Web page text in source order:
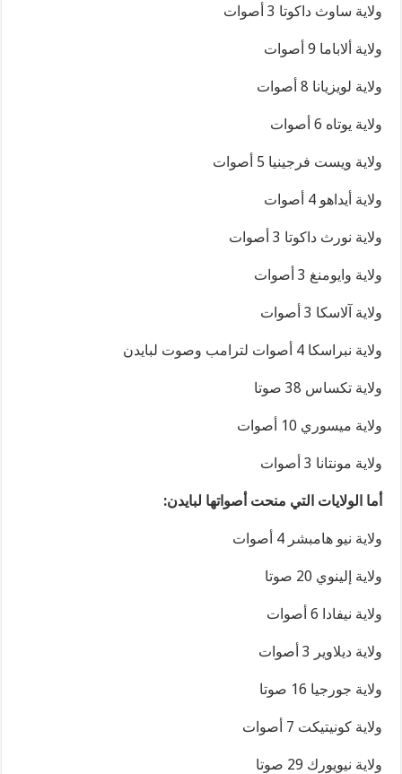
ولاية ساوث داكوتا 3 أصوات
ولاية ألاباما 9 أصوات
ولاية لويزيانا 8 أصوات
ولاية يوتاه 6 أصوات
ولاية ويست فرجينيا 5 أصوات
ولاية أيداهو 4 أصوات
ولاية نورث داكوتا 3 أصوات
ولاية وايومنغ 3 أصوات
ولاية آلاسكا 3 أصوات
ولاية نبراسكا 4 أصوات لترامب وصوت لبايدن
ولاية تكساس 38 صوتا
ولاية ميسوري 10 أصوات
ولاية مونتانا 3 أصوات
أما الولايات التي منحت أصواتها لبايدن:
ولاية نيو هامبشر 4 أصوات
ولاية إلينوي 20 صوتا
ولاية نيفادا 6 أصوات
ولاية ديلاوير 3 أصوات
ولاية جورجيا 16 صوتا
ولاية كونيتيكت 7 أصوات
ولاية نيويورك 29 صوتا